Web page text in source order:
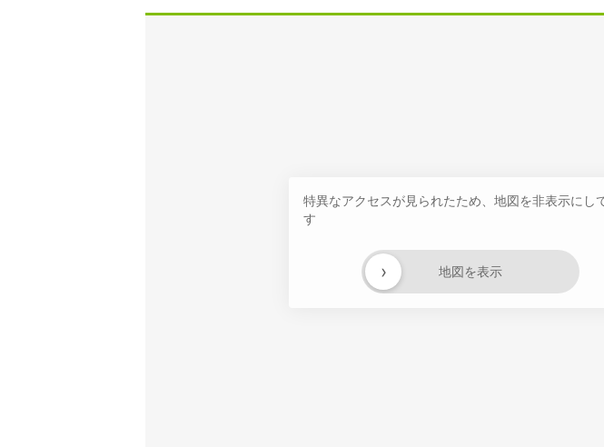
特異なアクセスが見られたため、地図を非表示にし
す
地図を表示
›